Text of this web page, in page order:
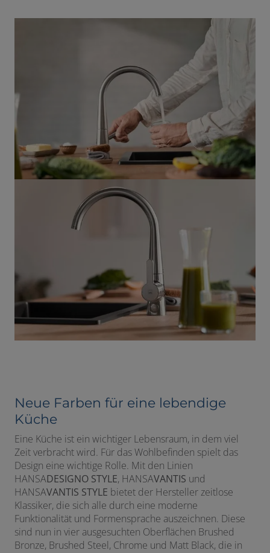
Neue Farben für eine lebendige
Küche
Eine Küche ist ein wichtiger Lebensraum, in dem viel
Zeit verbracht wird. Für das Wohlbefinden spielt das
Design eine wichtige Rolle. Mit den Linien
HANSADESIGNO STYLE, HANSAVANTIS und
HANSAVANTIS STYLE bietet der Hersteller zeitlose
Klassiker, die sich alle durch eine moderne
Funktionalität und Formensprache auszeichnen. Diese
sind nun in vier ausgesuchten Oberflächen Brushed
Bronze, Brushed Steel, Chrome und Matt Black, die in